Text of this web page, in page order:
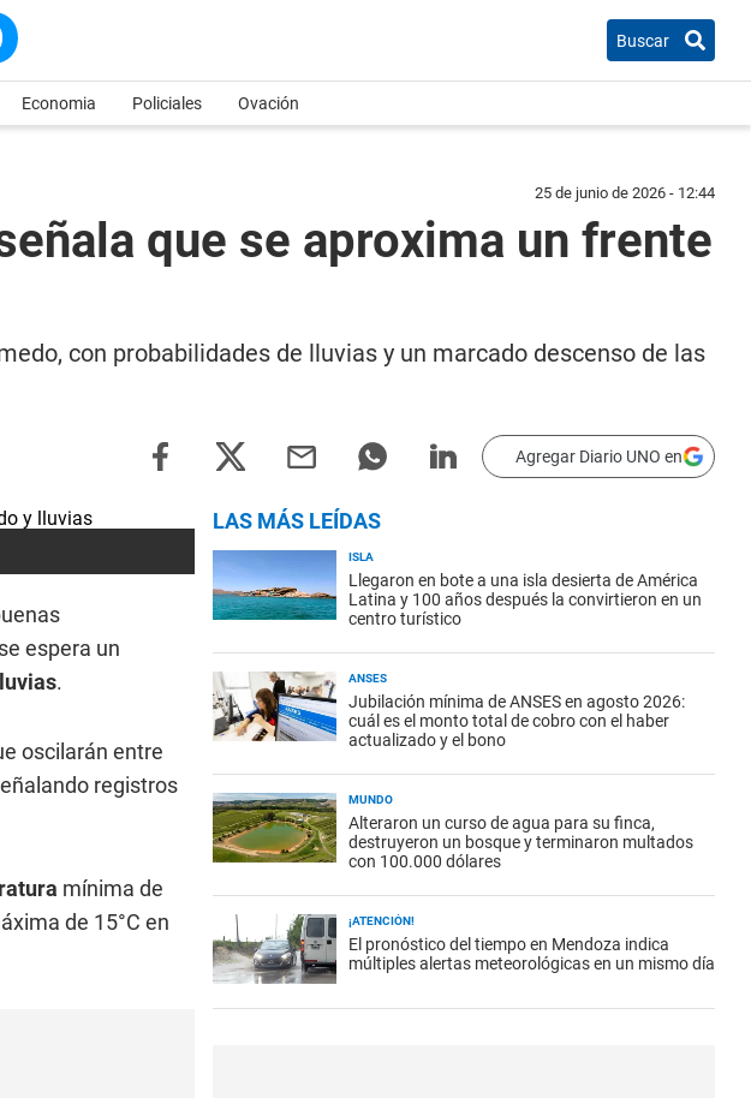
Buscar
Economia Policiales Ovación
25 de junio de 2026 - 12:44
que se aproxima un frente
con probabilidades de lluvias y un marcado descenso de las
Agregar Diario UNO en
espera un
lluvias.
oscilarán entre
registros
mínima de
de 15°C en
LAS MÁS LEÍDAS
ISLA
Llegaron en bote a una isla desierta de América
Latina y 100 años después la convirtieron en un
centro turístico
ANSES
Jubilación mínima de ANSES en agosto 2026:
cuál es el monto total de cobro con el haber
actualizado y el bono
MUNDO
Alteraron un curso de agua para su finca,
destruyeron un bosque y terminaron multados
con 100.000 dólares
¡ATENCIÓN!
El pronóstico del tiempo en Mendoza indica
múltiples alertas meteorológicas en un mismo día